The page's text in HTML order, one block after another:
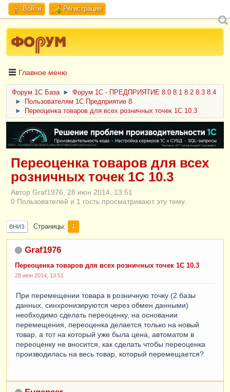
Войти Регистрация
Главное меню
Форум 1C База ►
Форум 1С - ПРЕДПРИЯТИЕ 8.0 8.1 8.2 8.3 8.4
►
Пользователям 1С Предприятие 8
►
Переоценка товаров для всех розничных точек 1С 10.3
ERID: CQH36pWzJqVJD4xVLsnhcU4hVPNjkBZe8KKxjJiYySyZAz
Переоценка товаров для всех
розничных точек 1С 10.3
Автор Graf1976, 28 июн 2014, 13:51
0 Пользователей и 1 гость просматривают эту тему.
ВНИЗ Страницы 1
Graf1976
Переоценка товаров для всех розничных точек 1С 10.3
28 июн 2014, 13:51
При перемещении товара в розничную точку (2 базы
данных, синхронизируются через обмен данными)
необходимо сделать переоценку, на основании
перемещения, переоценка делается только на новый
товар, а тот на который уже была цена, автоматом в
переоценку не вносится, как сделать чтобы переоценка
производилась на весь товар, который перемещается?